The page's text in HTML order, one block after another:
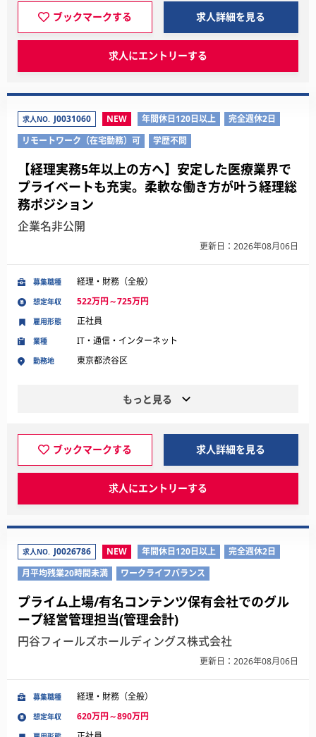
ブックマークする 求人詳細を見る
求人にエントリーする
求人NO. J0031060 NEW 年間休日120日以上
完全週休2日
リモートワーク（在宅勤務）可
学歴不問
【経理実務5年以上の方へ】安定した医療業界で
プライベートも充実。柔軟な働き方が叶う経理総
務ポジション
企業名非公開
更新日：2026年08月06日
募集職種 経理・財務（全般）
想定年収 522万円～725万円
業種 IT・通信・インターネット
勤務地 東京都渋谷区
雇用形態 正社員
もっと見る
ブックマークする 求人詳細を見る
求人にエントリーする
求人NO. J0026786 NEW 年間休日120日以上
完全週休2日
月平均残業20時間未満
ワークライフバランス
プライム上場/有名コンテンツ保有会社でのグル
ープ経営管理担当(管理会計)
円谷フィールズホールディングス株式会社
更新日：2026年08月06日
募集職種 経理・財務（全般）
想定年収 620万円～890万円